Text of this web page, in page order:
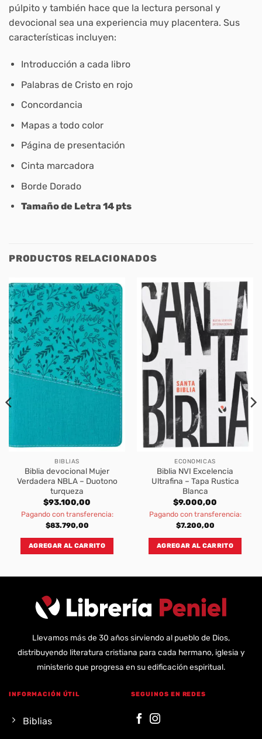
púlpito y también hace que la lectura personal y
devocional sea una experiencia muy placentera. Sus
características incluyen:
Introducción a cada libro
Palabras de Cristo en rojo
Concordancia
Mapas a todo color
Página de presentación
Cinta marcadora
Borde Dorado
Tamaño de Letra 14 pts
PRODUCTOS RELACIONADOS
BIBLIAS
Biblia devocional Mujer
Verdadera NBLA – Duotono
turqueza
$93.100,00
Pagando con transferencia:
$83.790,00
AGREGAR AL CARRITO
ECONOMICAS
Biblia NVI Excelencia
Ultrafina – Tapa Rustica
Blanca
$9.000,00
Pagando con transferencia:
$7.200,00
AGREGAR AL CARRITO
Llevamos más de 30 años sirviendo al pueblo de Dios,
distribuyendo literatura cristiana para cada hermano, iglesia y
ministerio que progresa en su edificación espiritual.
INFORMACIÓN ÚTIL
Biblias
SEGUINOS EN REDES